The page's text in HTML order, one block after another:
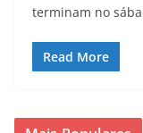
terminam no
Read More